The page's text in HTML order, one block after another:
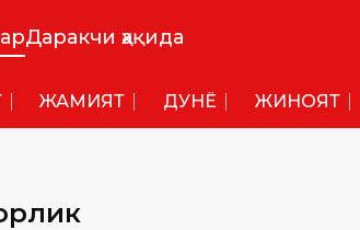
Даракчи ҳақида
ЖАМИЯТ ДУНË ЖИНОЯТ